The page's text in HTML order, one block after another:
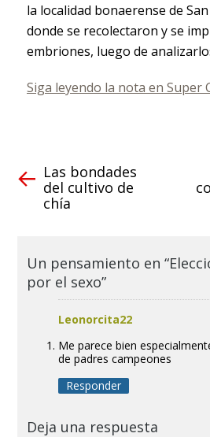
la localidad bonaerense de
donde se recolectaron y se
embriones, luego de
Siga leyendo la nota en Super
Las bondades
del cultivo de
chía
Un pensamiento en
por el sexo”
Leonorcita22
Me parece bien
de padres campeones
Responder
Deja una respuesta